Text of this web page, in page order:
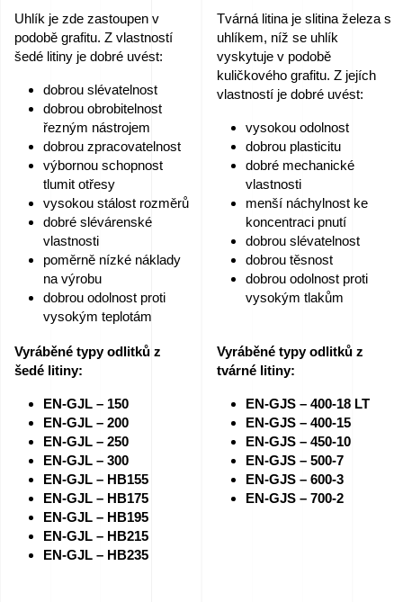
k
prodeji
Granty
EU
Sponzorujeme
–
We
love
horses
Filmy
ze
Kontakt
Dotazy
Uhlík je zde zastoupen v
podobě grafitu. Z vlastností
šedé litiny je dobré uvést:
dobrou slévatelnost
dobrou obrobitelnost
řezným nástrojem
dobrou zpracovatelnost
výbornou schopnost
tlumit otřesy
vysokou stálost rozměrů
dobré slévárenské
vlastnosti
poměrně nízké náklady
na výrobu
dobrou odolnost proti
vysokým teplotám
Tvárná litina je slitina železa s
uhlíkem, níž se uhlík
vyskytuje v podobě
kuličkového grafitu. Z jejích
vlastností je dobré uvést:
vysokou odolnost
dobrou plasticitu
dobré mechanické
vlastnosti
menší náchylnost ke
koncentraci pnutí
dobrou slévatelnost
dobrou těsnost
dobrou odolnost proti
vysokým tlakům
Vyráběné typy odlitků z
šedé litiny:
EN-GJL – 150
EN-GJL – 200
EN-GJL – 250
EN-GJL – 300
EN-GJL – HB155
EN-GJL – HB175
EN-GJL – HB195
EN-GJL – HB215
EN-GJL – HB235
Vyráběné typy odlitků z
tvárné litiny:
EN-GJS – 400-18 LT
EN-GJS – 400-15
EN-GJS – 450-10
EN-GJS – 500-7
EN-GJS – 600-3
EN-GJS – 700-2